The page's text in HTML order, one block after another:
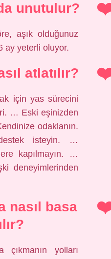
unutulur?
aşık olduğunuz
ay yeterli oluyor.
atlatılır?
için yas sürecini
… Eski eşinizden
odaklanın.
isteyin. …
kapılmayın. …
deneyimlerinden
nasıl basa
çıkmanın yolları